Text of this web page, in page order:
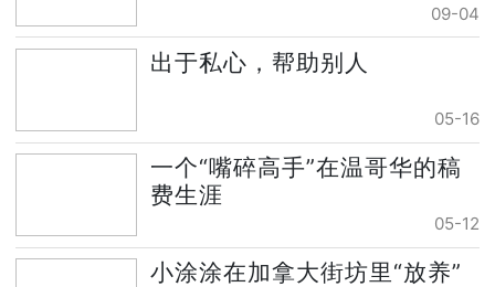
09-04
出于私心，帮助别人
05-16
一个“嘴碎高手”在温哥华的稿
费生涯
05-12
小涂涂在加拿大街坊里“放养”